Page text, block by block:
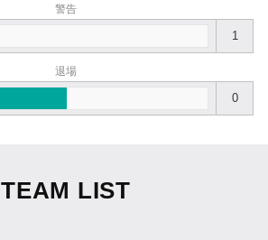
警告
1
退場
0
TEAM LIST